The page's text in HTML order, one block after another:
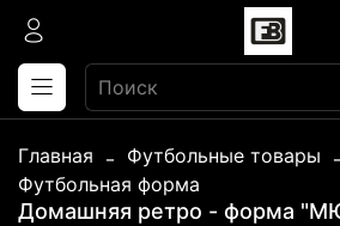
Главная
Футбольные товары
Футбольная форма
Домашняя ретро - форма